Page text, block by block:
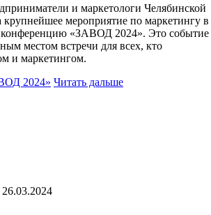
и маркетологи Челябинской
крупнейшее мероприятие по маркетингу в
«ЗАВОД 2024». Это событие
местом встречи для всех, кто
и маркетингом.
Читать дальше